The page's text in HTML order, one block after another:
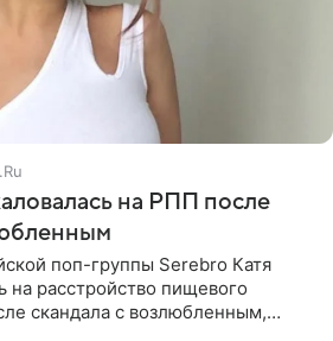
на РПП после
поп-группы Serebro Катя
на расстройство пищевого
скандала с возлюбленным,